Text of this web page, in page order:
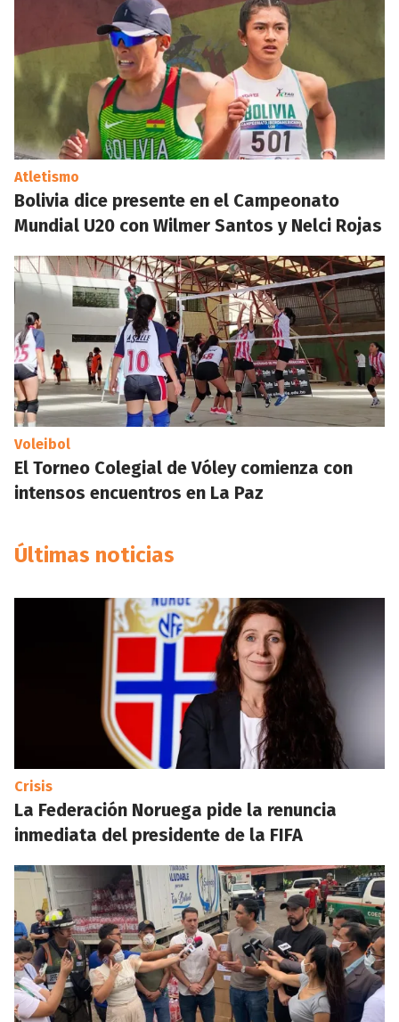
Atletismo
Bolivia dice presente en el Campeonato
Mundial U20 con Wilmer Santos y Nelci Rojas
Voleibol
El Torneo Colegial de Vóley comienza con
intensos encuentros en La Paz
Últimas noticias
Crisis
La Federación Noruega pide la renuncia
inmediata del presidente de la FIFA